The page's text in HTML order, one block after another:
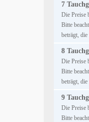
7
Die Preise
Bitte
beträgt,
8
Die Preise
Bitte
beträgt,
9
Die Preise
Bitte